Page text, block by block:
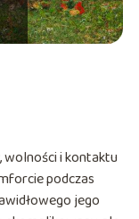
wolności i kontaktu
podczas
jego